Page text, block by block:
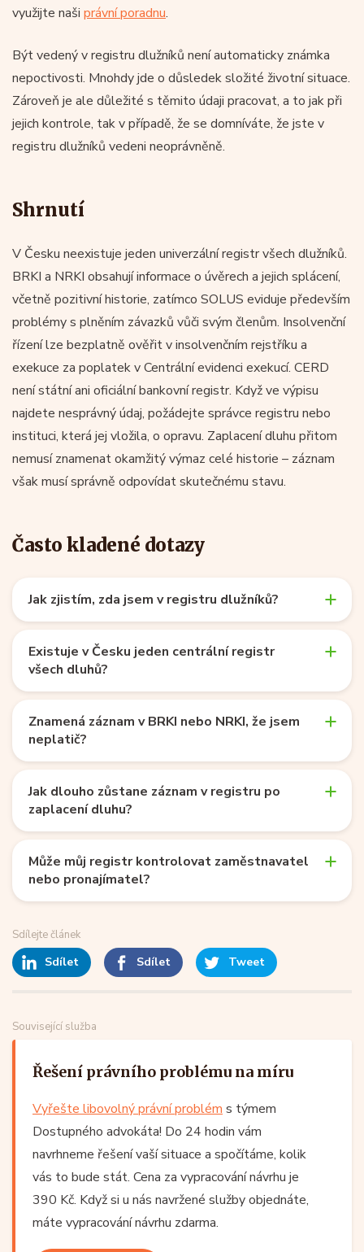
využijte naši právní poradnu.
Být vedený v registru dlužníků není automaticky známka
nepoctivosti. Mnohdy jde o důsledek složité životní situace.
Zároveň je ale důležité s těmito údaji pracovat, a to jak při
jejich kontrole, tak v případě, že se domníváte, že jste v
registru dlužníků vedeni neoprávněně.
Shrnutí
V Česku neexistuje jeden univerzální registr všech dlužníků.
BRKI a NRKI obsahují informace o úvěrech a jejich splácení,
včetně pozitivní historie, zatímco SOLUS eviduje především
problémy s plněním závazků vůči svým členům. Insolvenční
řízení lze bezplatně ověřit v insolvenčním rejstříku a
exekuce za poplatek v Centrální evidenci exekucí. CERD
není státní ani oficiální bankovní registr. Když ve výpisu
najdete nesprávný údaj, požádejte správce registru nebo
instituci, která jej vložila, o opravu. Zaplacení dluhu přitom
nemusí znamenat okamžitý výmaz celé historie – záznam
však musí správně odpovídat skutečnému stavu.
Často kladené dotazy
Jak zjistím, zda jsem v registru dlužníků?
Existuje v Česku jeden centrální registr
všech dluhů?
Znamená záznam v BRKI nebo NRKI, že jsem
neplatič?
Jak dlouho zůstane záznam v registru po
zaplacení dluhu?
Může můj registr kontrolovat zaměstnavatel
nebo pronajímatel?
Sdílejte článek
Sdílet Sdílet Tweet
Související služba
Řešení právního problému na míru
Vyřešte libovolný právní problém s týmem
Dostupného advokáta! Do 24 hodin vám
navrhneme řešení vaší situace a spočítáme, kolik
vás to bude stát. Cena za vypracování návrhu je
390 Kč. Když si u nás navržené služby objednáte,
máte vypracování návrhu zdarma.